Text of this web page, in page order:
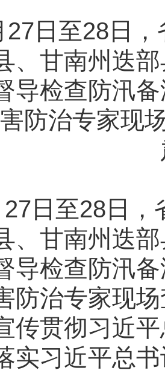
至28日，
、甘南州迭
导检查防汛
防治专家现
至28日，
、甘南州迭
导检查防汛
防治专家现
传贯彻习近
实习近平总